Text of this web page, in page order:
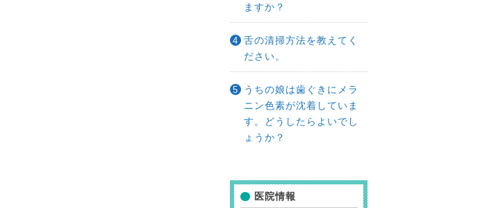
ますか？
舌の清掃方法を教えてく
ださい。
うちの娘は歯ぐきにメラ
ニン色素が沈着していま
す。どうしたらよいでし
ょうか？
医院情報